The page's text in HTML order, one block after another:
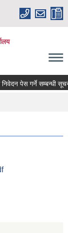
पेस गर्ने सम्बन्धी सूचना